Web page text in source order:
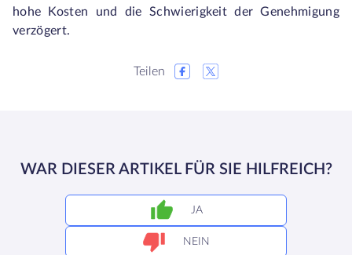
hohe Kosten und die Schwierigkeit der Genehmigung
verzögert.
Teilen
WAR DIESER ARTIKEL FÜR SIE HILFREICH?
JA
NEIN